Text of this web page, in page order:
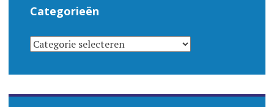
Categorieën
CATEGORIEËN